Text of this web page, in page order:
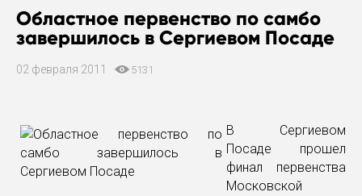
Областное первенство по самбо
завершилось в Сергиевом Посаде
02 февраля 2011 5131
В Сергиевом
Посаде прошел
финал первенства
Московской